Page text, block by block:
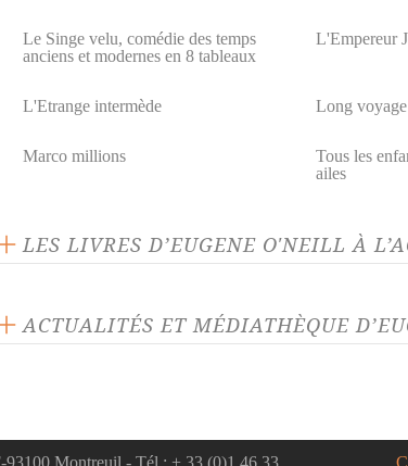
Le Singe velu, comédie des temps
anciens et modernes en 8 tableaux
L'Empereur
L'Etrange intermède Long
Marco millions
Tous les
ailes
LES LIVRES D’EUGENE O'NEILL À
ACTUALITÉS ET MÉDIATHÈQUE
juin 2026
Montreuil - Tél.: + 33 (0)1 46 33